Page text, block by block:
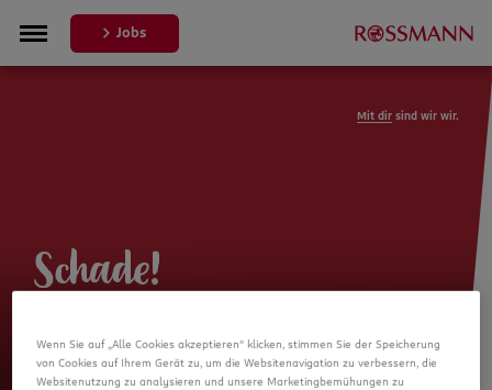
Jobs
Mit dir sind wir wir.
Schade!
mehr verfügbar
Wenn Sie auf „Alle Cookies akzeptieren“ klicken, stimmen Sie der Speicherung
von Cookies auf Ihrem Gerät zu, um die Websitenavigation zu verbessern, die
Websitenutzung zu analysieren und unsere Marketingbemühungen zu